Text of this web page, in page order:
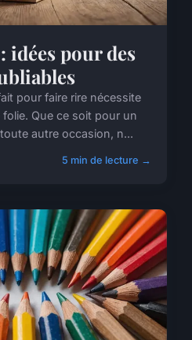
idées pour des
pour faire rire nécessite
Que ce soit pour un
autre occasion, n...
5 min de lecture →